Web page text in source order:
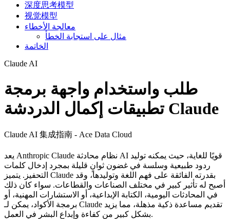
深度思考模型
视觉模型
معالجة الأخطاء
مثال على استجابة الخطأ
الخاتمة
Claude AI
طلب واستخدام واجهة برمجة
تطبيقات إكمال الدردشة Claude
Claude AI 集成指南 - Ace Data Cloud
يعد Anthropic Claude نظام محادثة AI قويًا للغاية، حيث يمكنه توليد
ردود طبيعية وسلسة في غضون ثوانٍ قليلة بمجرد إدخال كلمات
التحفيز. يتميز Claude بقدرته الفائقة على فهم اللغة وتوليدها، وقد
أصبح له تأثير كبير في مختلف الصناعات والقطاعات. سواء كان ذلك
في المحادثات اليومية، الكتابة الإبداعية، أو الاستشارات المهنية، أو
برمجة الأكواد، يمكن لـ Claude تقديم مساعدة ذكية مذهلة، مما يزيد
بشكل كبير من كفاءة وإبداع البشر في العمل.